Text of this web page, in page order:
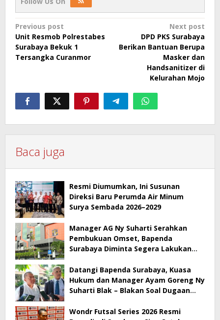
Post
navigation
Previous post
Unit Resmob Polrestabes
Surabaya Bekuk 1
Tersangka Curanmor
Next post
DPD PKS Surabaya
Berikan Bantuan Berupa
Masker dan
Handsanitizer di
Kelurahan Mojo
Baca juga
Resmi Diumumkan, Ini Susunan
Direksi Baru Perumda Air Minum
Surya Sembada 2026–2029
Manager AG Ny Suharti Serahkan
Pembukuan Omset, Bapenda
Surabaya Diminta Segera Lakukan
Datangi Bapenda Surabaya, Kuasa
Hukum dan Manager Ayam Goreng Ny
Suharti Blak – Blakan Soal Dugaan
Wondr Futsal Series 2026 Resmi